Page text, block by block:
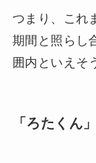
つまり、これ
期間と照らし
囲内といえそ
「ろたくん